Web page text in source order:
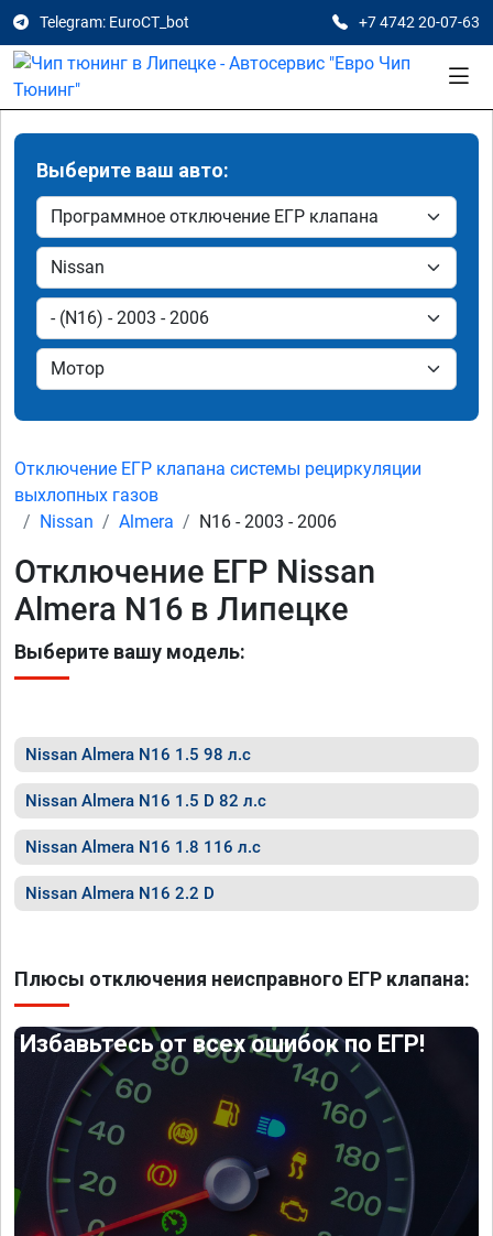
Telegram: EuroCT_bot +7 4742 20-07-63
Выберите ваш авто:
Отключение ЕГР клапана системы рециркуляции
выхлопных газов
Nissan
Almera N16 - 2003 - 2006
Отключение ЕГР Nissan
Almera N16 в Липецке
Выберите вашу модель:
Nissan Almera N16 1.5 98 л.с
Nissan Almera N16 1.5 D 82 л.с
Nissan Almera N16 1.8 116 л.с
Nissan Almera N16 2.2 D
Плюсы отключения неисправного ЕГР клапана:
Избавьтесь от всех ошибок по ЕГР!